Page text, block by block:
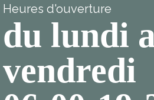
Heures d'ouverture
du lundi
vendredi